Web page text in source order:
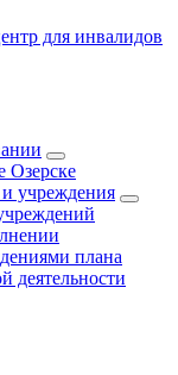
для инвалидов
Озерске
учреждения
плана
деятельности